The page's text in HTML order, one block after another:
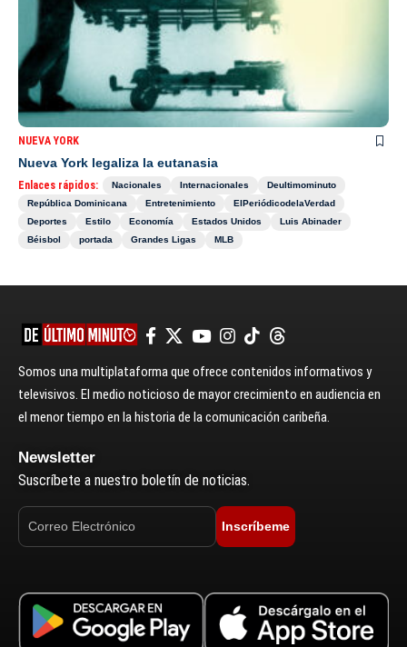
NUEVA YORK
Nueva York legaliza la eutanasia
Enlaces rápidos: Nacionales Internacionales
Deultimominuto
República Dominicana
Entretenimiento
ElPeriódicodelaVerdad
Deportes
Estilo Economía Estados Unidos
Luis Abinader
Béisbol
portada Grandes Ligas MLB
Somos una multiplataforma que ofrece contenidos informativos y
televisivos. El medio noticioso de mayor crecimiento en audiencia en
el menor tiempo en la historia de la comunicación caribeña.
Newsletter
Suscríbete a nuestro boletín de noticias.
Inscríbeme